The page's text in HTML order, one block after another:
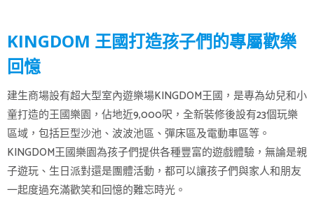
KINGDOM 王國打造孩子們的專屬歡樂
回憶
建生商場設有超大型室內遊樂場KINGDOM王國，是專為幼兒和小
童打造的王國樂園，佔地近9,000呎，全新裝修後設有23個玩樂
區域，包括巨型沙池、波波池區、彈床區及電動車區等。
KINGDOM王國樂園為孩子們提供各種豐富的遊戲體驗，無論是親
子遊玩、生日派對還是團體活動，都可以讓孩子們與家人和朋友
一起度過充滿歡笑和回憶的難忘時光。